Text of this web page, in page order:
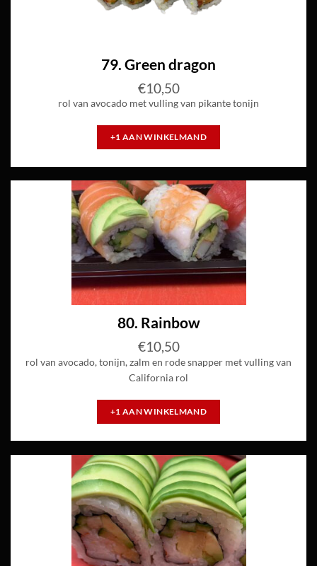
79. Green dragon
€10,50
rol van avocado met vulling van pikante tonijn
+1 AAN WINKELMAND
80. Rainbow
€10,50
rol van avocado, tonijn, zalm en rode snapper met vulling van
California rol
+1 AAN WINKELMAND